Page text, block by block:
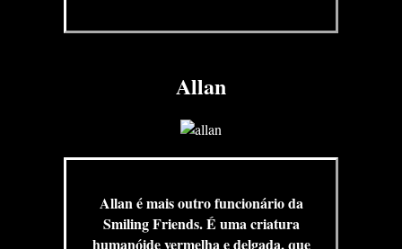
Allan
Allan é mais outro funcionário da
Smiling Friends. É uma criatura
humanóide vermelha e delgada, que